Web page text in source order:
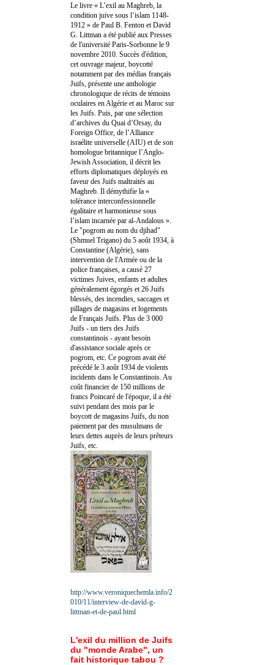
Le livre « L’exil au Maghreb, la
condition juive sous l’islam 1148-
1912 » de Paul B. Fenton et David
G. Littman a été publié aux Presses
de l'université Paris-Sorbonne le 9
novembre 2010. Succès d'édition,
cet ouvrage majeur, boycotté
notamment par des médias français
Juifs, présente une anthologie
chronologique de récits de témoins
oculaires en Algérie et au Maroc sur
les Juifs. Puis, par une sélection
d’archives du Quai d’Orsay, du
Foreign Office, de l’Alliance
israélite universelle (AIU) et de son
homologue britannique l’Anglo-
Jewish Association, il décrit les
efforts diplomatiques déployés en
faveur des Juifs maltraités au
Maghreb. Il démythifie la «
tolérance interconfessionnelle
égalitaire et harmonieuse sous
l’islam incarnée par al-Andalous ».
Le "pogrom au nom du djihad"
(Shmuel Trigano) du 5 août 1934, à
Constantine (Algérie), sans
intervention de l'Armée ou de la
police françaises, a causé 27
victimes Juives, enfants et adultes
généralement égorgés et 26 Juifs
blessés, des incendies, saccages et
pillages de magasins et logements
de Français Juifs. Plus de 3 000
Juifs - un tiers des Juifs
constantinois - ayant besoin
d'assistance sociale après ce
pogrom, etc. Ce pogrom avait été
précédé le 3 août 1934 de violents
incidents dans le Constantinois. Au
coût financier de 150 millions de
francs Poincaré de l'époque, il a été
suivi pendant des mois par le
boycott de magasins Juifs, du non
paiement par des musulmans de
leurs dettes auprès de leurs prêteurs
Juifs, etc.
http://www.veroniquechemla.info/2
010/11/interview-de-david-g-
littman-et-de-paul.html
L'exil du million de Juifs
du "monde Arabe", un
fait historique tabou ?